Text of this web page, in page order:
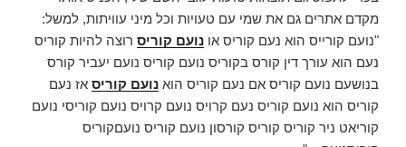
מקדם אתרים גם את שמי עם טעויות וכל מיני עוויתות, למשל:
"נועם קורייס הוא נעם קוריס או נועם קוריס רוצה להיות קוריס
נעם הוא עורך דין קורס בקוריס נועם קוריס נועם יעביר קורס
בנושעם נועם קוריס אם נעם קוריס הוא נועם קוריס אז נעם
קוריס הוא נועם קוריס נעם קרויס נועם קרויס נועם קוריסי נועם
קוריאט ניר קוריס קוריס קורסון נועם קוריס נועםקוריס